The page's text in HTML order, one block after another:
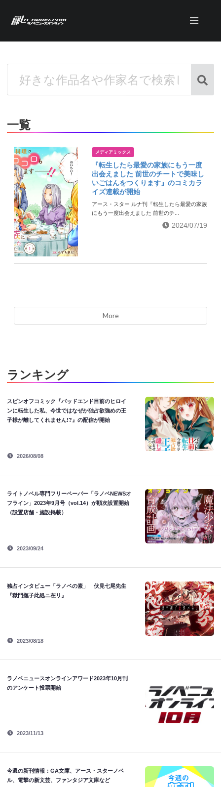
一覧
メディアミックス
『転生したら最愛の家族にもう一度
出会えました 前世のチートで美味し
いごはんをつくります』のコミカラ
イズ連載が開始
アース・スター ルナ刊『転生したら最愛の家族
にもう一度出会えました 前世のチ...
2024/07/19
More
ランキング
スピンオフコミック『バッドエンド目前のヒロイ
ンに転生した私、今世ではなぜか独占欲強めの王
子様が離してくれません!?』の配信が開始
2026/08/08
ライトノベル専門フリーペーパー「ラノベNEWSオ
フライン」2023年9月号（vol.14）が順次設置開始
（設置店舗・施設掲載）
2023/09/24
独占インタビュー「ラノベの素」 伏見七尾先生
『獄門撫子此処ニ在リ』
2023/08/18
ラノベニュースオンラインアワード2023年10月刊
のアンケート投票開始
2023/11/13
今週の新刊情報：GA文庫、アース・スターノベ
ル、電撃の新文芸、ファンタジア文庫など